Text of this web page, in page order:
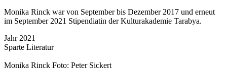
Monika Rinck war von September bis Dezember 2017 und erneut
im September 2021 Stipendiatin der Kulturakademie Tarabya.
Jahr 2021
Sparte Literatur
Monika Rinck Foto: Peter Sickert